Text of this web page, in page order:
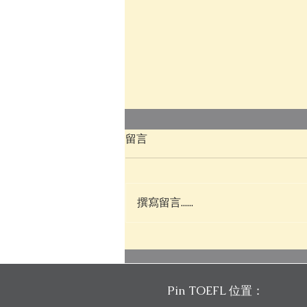
福一戰 5.0｜Pin TOEFL 心得分
留言
撰寫留言......
Pin TOEFL 位置：